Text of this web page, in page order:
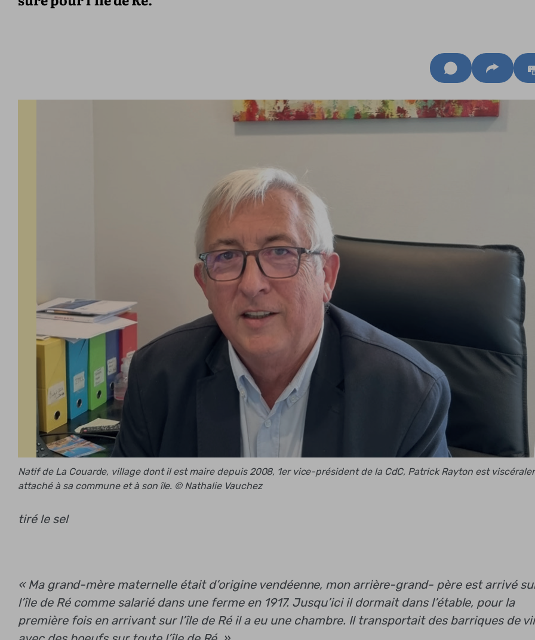
Natif de La Couarde, village dont il est maire depuis 2008, 1er vice-président de la CdC, Patrick Rayton est
attaché à sa commune et à son île. © Nathalie Vauchez
tiré le sel
« Ma grand-mère maternelle était d’origine vendéenne, mon arrière-grand- père est arrivé
l’île de Ré comme salarié dans une ferme en 1917. Jusqu’ici il dormait dans l’étable, pour la
première fois en arrivant sur l’île de Ré il a eu une chambre. Il transportait des barriques de